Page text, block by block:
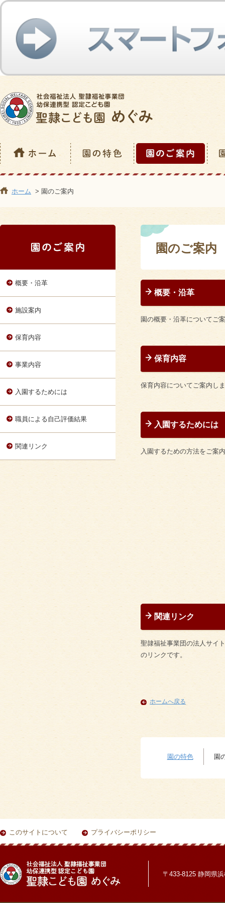
ホーム > 園のご案内
園のご案内
概要・沿革
園の概要・沿革についてご
保育内容
保育内容についてご案内し
入園するためには
入園するための方法をご案
関連リンク
聖隷福祉事業団の法人サイ
のリンクです。
概要・沿革
施設案内
保育内容
事業内容
入園するためには
職員による自己評価結果
関連リンク
ホームへ戻る
園の特色 園
このサイトについて プライバシーポリシー
〒433-8125 静岡県